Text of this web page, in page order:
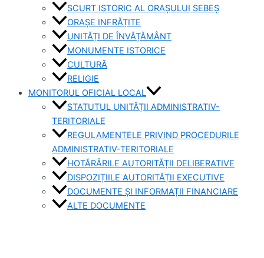
SCURT ISTORIC AL ORAȘULUI SEBEȘ
ORAȘE INFRĂȚITE
UNITĂȚI DE ÎNVĂȚĂMÂNT
MONUMENTE ISTORICE
CULTURĂ
RELIGIE
MONITORUL OFICIAL LOCAL
STATUTUL UNITĂȚII ADMINISTRATIV-
TERITORIALE
REGULAMENTELE PRIVIND PROCEDURILE
ADMINISTRATIV-TERITORIALE
HOTĂRÂRILE AUTORITĂȚII DELIBERATIVE
DISPOZIȚIILE AUTORITĂȚII EXECUTIVE
DOCUMENTE ȘI INFORMAȚII FINANCIARE
ALTE DOCUMENTE